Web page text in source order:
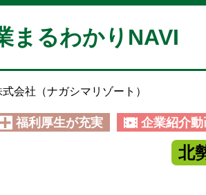
まるわかりNAVI
会社（ナガシマリゾート）
福利厚生が充実 企業紹介
北